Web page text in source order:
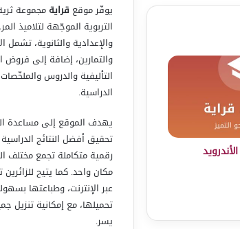
يوفّر موقع قرايةمجموعة
التربوية الموجّهة لتلاميذ
والإعدادية والثانوية، تشمل
والتمارين، إضافة إلى فروض
التأليفية والدروس
الدراسية.
يهدف الموقع إلى مساعدة
تحقيق أفضل النتائج
رقمية متكاملة تجمع مختلف
مكان واحد. كما يتيح
عبر الإنترنت، وطباعتها
تحميلها، مع إمكانية تنزيل
يسر.